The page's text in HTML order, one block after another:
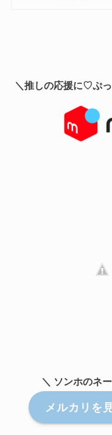
＼推しの応援に♡ぷ
＼ ソンホのネ
メルカリを